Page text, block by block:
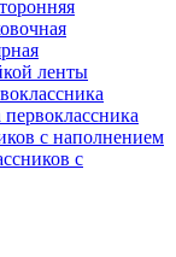
ленты
с наполнением
с